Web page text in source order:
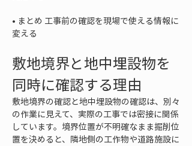
• まとめ 工事前の確認を現場で使える情報に
変える
敷地境界と地中埋設物を
同時に確認する理由
敷地境界の確認と地中埋設物の確認は、別々
の作業に見えて、実際の工事では密接に関係
しています。境界位置が不明確なまま掘削位
置を決めると、隣地側の工作物や道路施設に